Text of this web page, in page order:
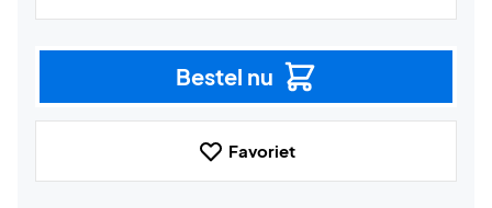
Bestel nu
Favoriet